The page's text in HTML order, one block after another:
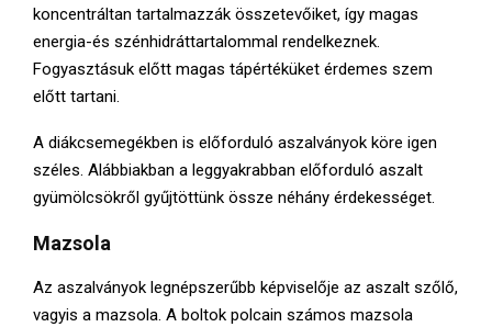
koncentráltan tartalmazzák összetevőiket, így magas
energia-és szénhidráttartalommal rendelkeznek.
Fogyasztásuk előtt magas tápértéküket érdemes szem
előtt tartani.
A diákcsemegékben is előforduló aszalványok köre igen
széles. Alábbiakban a leggyakrabban előforduló aszalt
gyümölcsökről gyűjtöttünk össze néhány érdekességet.
Mazsola
Az aszalványok legnépszerűbb képviselője az aszalt szőlő,
vagyis a mazsola. A boltok polcain számos mazsola